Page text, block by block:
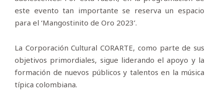
este evento tan importante se reserva un espacio
para el ‘Mangostinito de Oro 2023’.
La Corporación Cultural CORARTE, como parte de sus
objetivos primordiales, sigue liderando el apoyo y la
formación de nuevos públicos y talentos en la música
típica colombiana.